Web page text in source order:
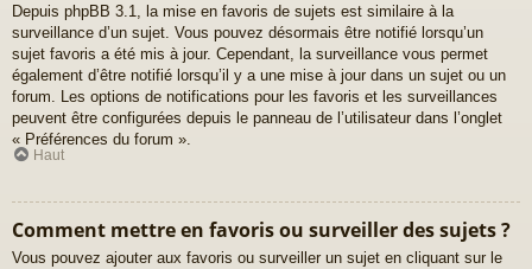
Depuis phpBB 3.1, la mise en favoris de sujets est similaire à la
surveillance d’un sujet. Vous pouvez désormais être notifié lorsqu’un
sujet favoris a été mis à jour. Cependant, la surveillance vous permet
également d’être notifié lorsqu’il y a une mise à jour dans un sujet ou un
forum. Les options de notifications pour les favoris et les surveillances
peuvent être configurées depuis le panneau de l’utilisateur dans l’onglet
« Préférences du forum ».
Haut
Comment mettre en favoris ou surveiller des sujets ?
Vous pouvez ajouter aux favoris ou surveiller un sujet en cliquant sur le